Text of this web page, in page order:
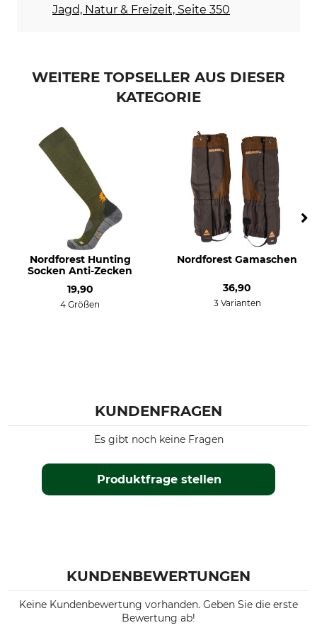
Jagd, Natur & Freizeit, Seite 350
WEITERE TOPSELLER AUS DIESER
KATEGORIE
Nordforest Hunting
Socken Anti-Zecken
19,90
4 Größen
Nordforest Gamaschen
36,90
3 Varianten
KUNDENFRAGEN
Produktfrage stellen
Es gibt noch keine Fragen
KUNDENBEWERTUNGEN
Keine Kundenbewertung vorhanden. Geben Sie die erste
Bewertung ab!